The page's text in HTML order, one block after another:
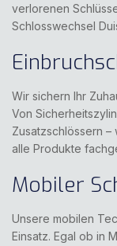
verlorenen
Schlosswechsel
Wir sichern Ihr
Von
Zusatzschlössern
alle Produkte
Mobiler
Unsere mobilen
Einsatz. Egal ob in